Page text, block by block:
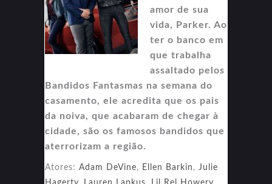
amor de sua
vida, Parker. Ao
ter o banco em
que trabalha
assaltado pelos
Bandidos Fantasmas na semana do
casamento, ele acredita que os pais
da noiva, que acabaram de chegar à
cidade, são os famosos bandidos que
aterrorizam a região.
Atores: Adam DeVine, Ellen Barkin , Julie